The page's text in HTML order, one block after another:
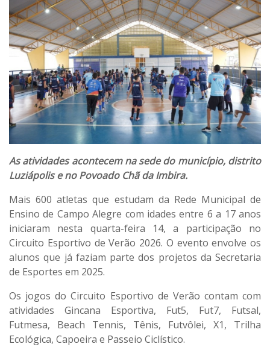
As atividades acontecem na sede do município, distrito
Luziápolis e no Povoado Chã da Imbira.
Mais 600 atletas que estudam da Rede Municipal de
Ensino de Campo Alegre com idades entre 6 a 17 anos
iniciaram nesta quarta-feira 14, a participação no
Circuito Esportivo de Verão 2026. O evento envolve os
alunos que já faziam parte dos projetos da Secretaria
de Esportes em 2025.
Os jogos do Circuito Esportivo de Verão contam com
atividades Gincana Esportiva, Fut5, Fut7, Futsal,
Futmesa, Beach Tennis, Tênis, Futvôlei, X1, Trilha
Ecológica, Capoeira e Passeio Ciclístico.